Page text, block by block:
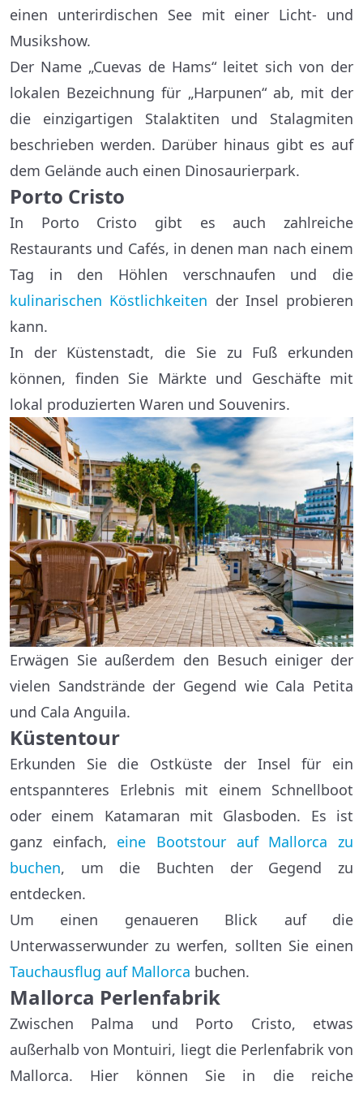
einen unterirdischen See mit einer Licht- und
Musikshow.
Der Name „Cuevas de Hams“ leitet sich von der
lokalen Bezeichnung für „Harpunen“ ab, mit der
die einzigartigen Stalaktiten und Stalagmiten
beschrieben werden. Darüber hinaus gibt es auf
dem Gelände auch einen Dinosaurierpark.
Porto Cristo
In Porto Cristo gibt es auch zahlreiche
Restaurants und Cafés, in denen man nach einem
Tag in den Höhlen verschnaufen und die
kulinarischen Köstlichkeiten der Insel probieren
kann.
In der Küstenstadt, die Sie zu Fuß erkunden
können, finden Sie Märkte und Geschäfte mit
lokal produzierten Waren und Souvenirs.
Erwägen Sie außerdem den Besuch einiger der
vielen Sandstrände der Gegend wie Cala Petita
und Cala Anguila.
Küstentour
Erkunden Sie die Ostküste der Insel für ein
entspannteres Erlebnis mit einem Schnellboot
oder einem Katamaran mit Glasboden. Es ist
ganz einfach, eine Bootstour auf Mallorca zu
buchen, um die Buchten der Gegend zu
entdecken.
Um einen genaueren Blick auf die
Unterwasserwunder zu werfen, sollten Sie einen
Tauchausflug auf Mallorca buchen.
Mallorca Perlenfabrik
Zwischen Palma und Porto Cristo, etwas
außerhalb von Montuiri, liegt die Perlenfabrik von
Mallorca. Hier können Sie in die reiche